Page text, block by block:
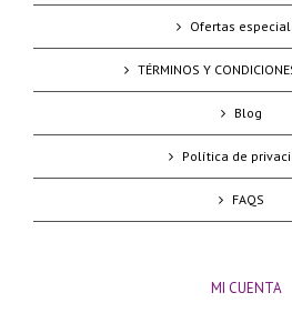
Ofertas
TÉRMINOS Y
Blog
Política de
FAQS
MI CUENTA